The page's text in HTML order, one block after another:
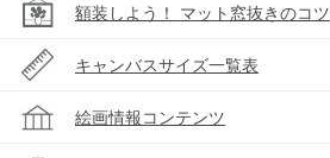
額装しよう！ マット窓抜きのコツ
キャンバスサイズ一覧表
絵画情報コンテンツ